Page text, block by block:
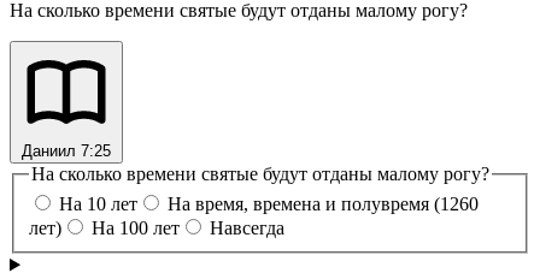
На сколько времени святые будут отданы малому рогу?
Даниил 7:25
На сколько времени святые будут отданы малому рогу?
На 10 лет
На время, времена и полувремя (1260
лет)
На 100 лет Навсегда